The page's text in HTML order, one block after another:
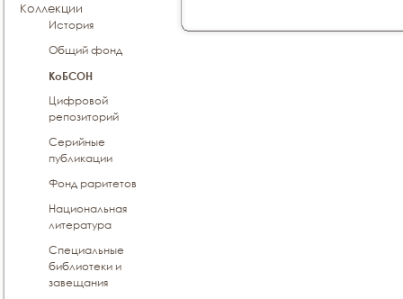
Коллекции
История
Общий фонд
КоБСОН
Цифровой
репозиторий
Серийные
публикации
Фонд раритетов
Национальная
литература
Специальные
библиотеки и
завещания